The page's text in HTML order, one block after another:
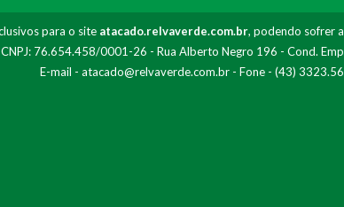
para o site atacado.relvaverde.com.br, podendo sofrer
CNPJ: 76.654.458/0001-26 - Rua Alberto Negro 196 - Cond.
E-mail - atacado@relvaverde.com.br- Fone - (43)